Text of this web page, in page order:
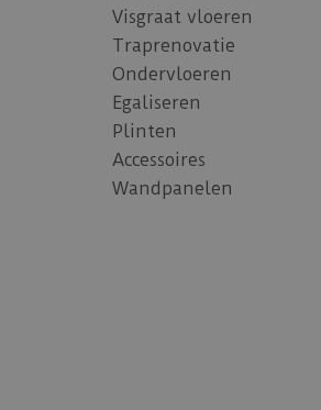
Visgraat vloeren
Traprenovatie
Ondervloeren
Egaliseren
Plinten
Accessoires
Wandpanelen